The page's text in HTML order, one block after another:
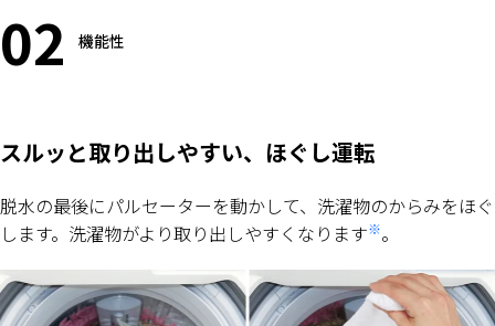
02 機能性
スルッと取り出しやすい、ほぐし運転
脱水の最後にパルセーターを動かして、洗濯物のからみをほぐ
します。洗濯物がより取り出しやすくなります※。